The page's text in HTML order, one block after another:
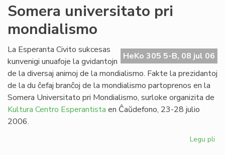
pri
Somera universitato pri
mondialismo
HeKo 305 5-B, 08 jul 06
La Esperanta Civito sukcesas
kunvenigi unuafoje la gvidantojn
de la diversaj animoj de la mondialismo. Fakte la prezidantoj
de la du ĉefaj branĉoj de la mondialismo partoprenos en la
Somera Universitato pri Mondialismo, surloke organizita de
Kultura Centro Esperantista en Ĉaŭdefono, 23-28 julio
2006.
Legu pli